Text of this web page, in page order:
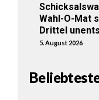
Wahl-O-Mat
Drittel
5. August 2026